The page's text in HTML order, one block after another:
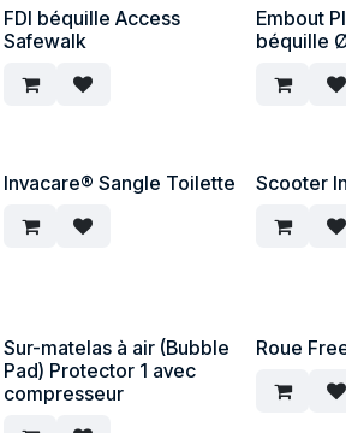
FDI béquille Access
Safewalk
Embout
béquille
Invacare® Sangle Toilette Scooter
Sur-matelas à air (Bubble
Pad) Protector 1 avec
compresseur
Roue